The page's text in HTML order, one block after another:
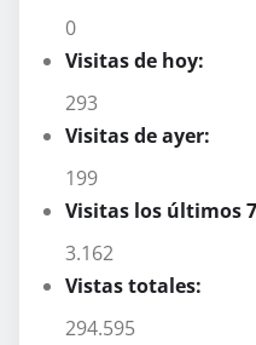
0
Visitas de hoy:
293
Visitas de ayer:
199
Visitas los últimos
3.162
Vistas totales:
294.595